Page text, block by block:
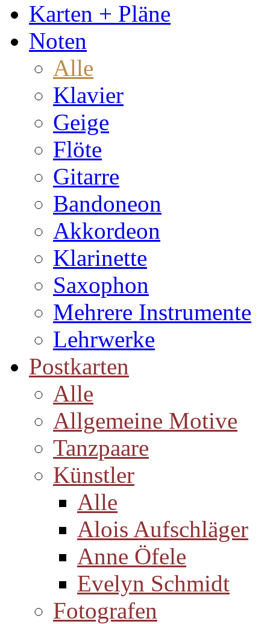
Karten + Pläne
Noten
Alle
Klavier
Geige
Flöte
Gitarre
Bandoneon
Akkordeon
Klarinette
Saxophon
Mehrere Instrumente
Lehrwerke
Postkarten
Alle
Allgemeine Motive
Tanzpaare
Künstler
Alle
Alois Aufschläger
Anne Öfele
Evelyn Schmidt
Fotografen